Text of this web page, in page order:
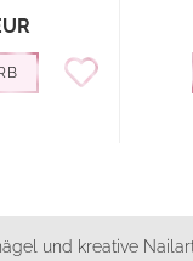
und kreative